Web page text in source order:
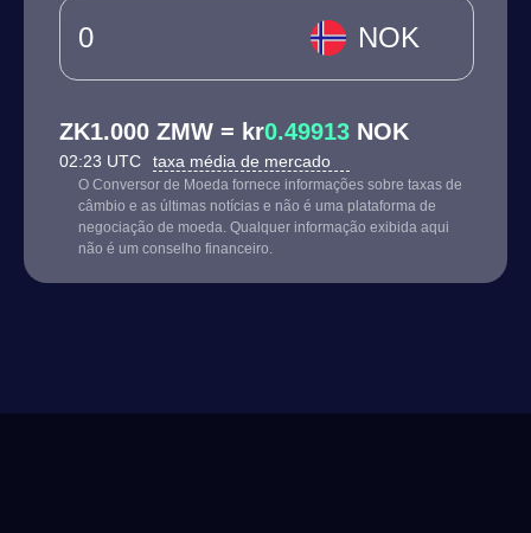
NOK
ZK1.000 ZMW = kr0.49913 NOK
02:23 UTC taxa média de mercado
O Conversor de Moeda fornece informações sobre taxas de
câmbio e as últimas notícias e não é uma plataforma de
negociação de moeda. Qualquer informação exibida aqui
não é um conselho financeiro.